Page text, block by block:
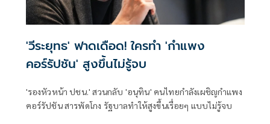
'วีระยุทธ' ฟาดเดือด! ใครทำ 'กำแพง
คอร์รัปชัน' สูงขึ้นไม่รู้จบ
'รองหัวหน้า ปชน.' สวนกลับ 'อนุทิน' คนไทยกำลังเผชิญกำแพง
คอร์รัปชัน สารพัดโกง รัฐบาลทำให้สูงขึ้นเรื่อยๆ แบบไม่รู้จบ